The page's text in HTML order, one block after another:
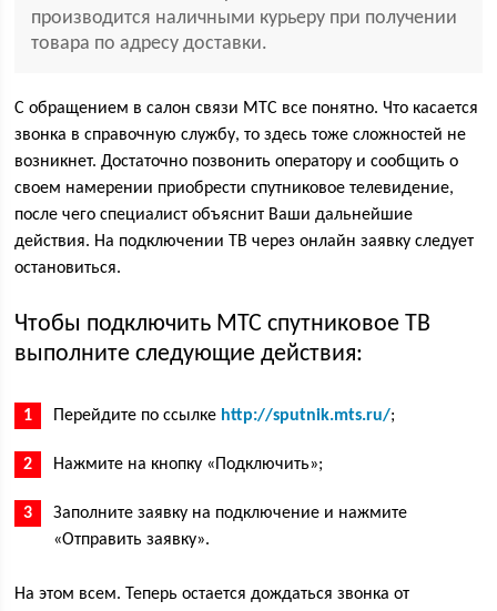
производится наличными курьеру при получении
товара по адресу доставки.
С обращением в салон связи МТС все понятно. Что касается
звонка в справочную службу, то здесь тоже сложностей не
возникнет. Достаточно позвонить оператору и сообщить о
своем намерении приобрести спутниковое телевидение,
после чего специалист объяснит Ваши дальнейшие
действия. На подключении ТВ через онлайн заявку следует
остановиться.
Чтобы подключить МТС спутниковое ТВ
выполните следующие действия:
Перейдите по ссылке http://sputnik.mts.ru/;
Нажмите на кнопку «Подключить»;
Заполните заявку на подключение и нажмите
«Отправить заявку».
На этом всем. Теперь остается дождаться звонка от